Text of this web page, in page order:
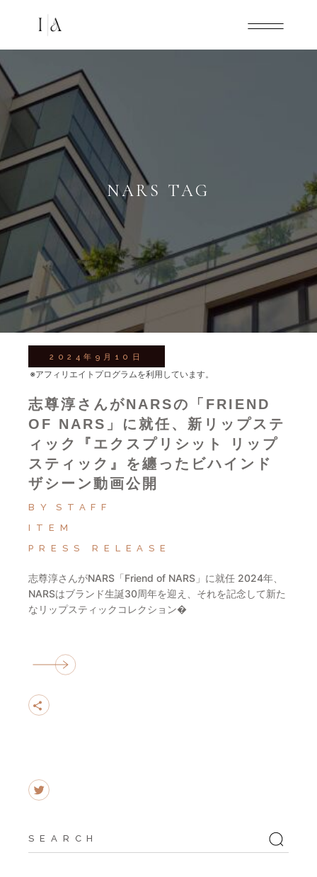
NARS TAG
2024年9月10日
志尊淳さんがNARSの「FRIEND
OF NARS」に就任、新リップステ
ィック『エクスプリシット リップ
スティック』を纏ったビハインド
ザシーン動画公開
BY
STAFF
ITEM
PRESS RELEASE
志尊淳さんがNARS「Friend of NARS」に就任 2024年、
NARSはブランド生誕30周年を迎え、それを記念して新た
なリップスティックコレクション�
※アフィリエイトプログラムを利用しています。
Search
for: